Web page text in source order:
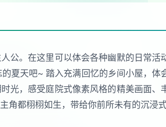
公。在这里可以体会各种幽默的日常
夏天吧~ 踏入充满回忆的乡间小屋，
光，感受庭院式像素风格的精美画面
角都栩栩如生，带给你前所未有的沉浸式